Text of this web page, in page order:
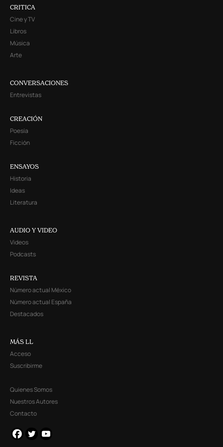
CRITICA
Cine y TV
Libros
Música
Arte
CONVERSACIONES
Entrevistas
CREACIÓN
Poesía
Ficción
ENSAYOS
Historia
Ideas
Literatura
AUDIO Y VIDEO
Videos
Podcasts
REVISTA
Número actual México
Número actual España
Destacados
MÁS LL
Acceso
Suscribirme
Quienes Somos
Nuestros Autores
Contacto